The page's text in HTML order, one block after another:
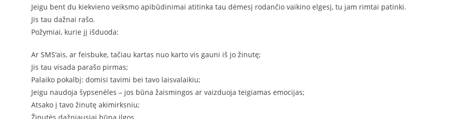
Jeigu bent du kiekvieno veiksmo apibūdinimai atitinka tau dėmesį rodančio vaikino elgesį, tu jam rimtai patinki.
Jis tau dažnai rašo.
Požymiai, kurie jį išduoda:
Ar SMS‘ais, ar feisbuke, tačiau kartas nuo karto vis gauni iš jo žinutę;
Jis tau visada parašo pirmas;
Palaiko pokalbį: domisi tavimi bei tavo laisvalaikiu;
Jeigu naudoja šypsenėles – jos būna žaismingos ar vaizduoja teigiamas emocijas;
Atsako į tavo žinutę akimirksniu;
Žinutės dažniausiai būna ilgos.